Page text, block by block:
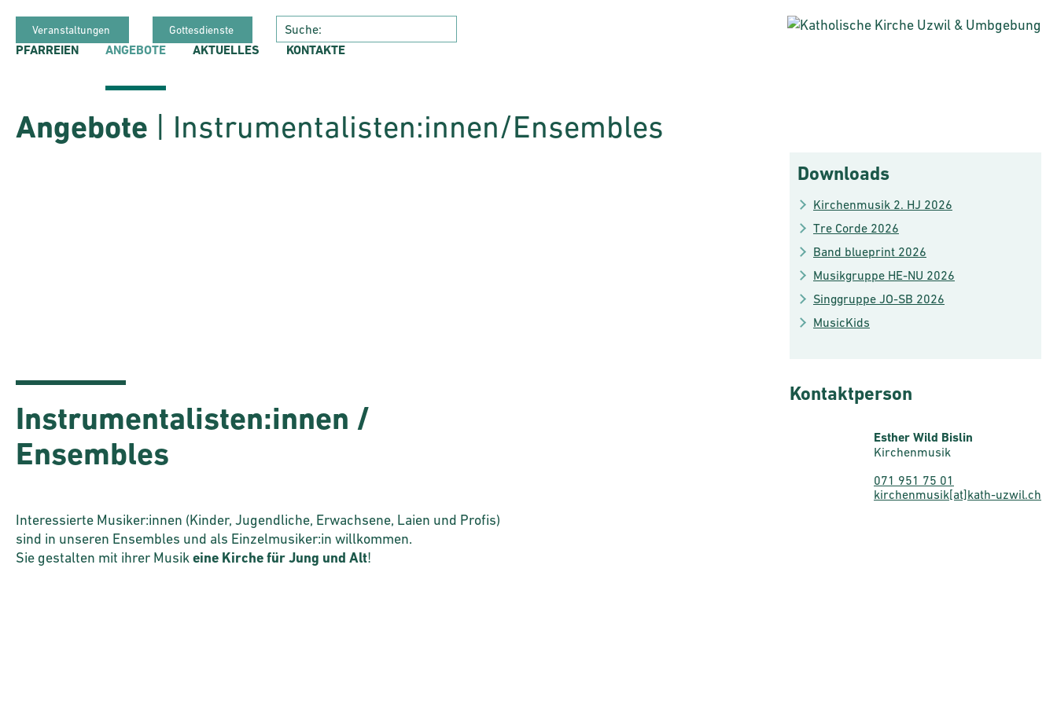
Veranstaltungen Gottesdienste
PFARREIEN ANGEBOTE AKTUELLES KONTAKTE
Angebote | Instrumentalisten:innen/Ensembles
Instrumentalisten:innen /
Ensembles
Interessierte Musiker:innen (Kinder, Jugendliche, Erwachsene, Laien und Profis)
sind in unseren Ensembles und als Einzelmusiker:in willkommen.
Sie gestalten mit ihrer Musik eine Kirche für Jung und Alt!
Downloads
Kirchenmusik 2. HJ 2026
Tre Corde 2026
Band blueprint 2026
Musikgruppe HE-NU 2026
Singgruppe JO-SB 2026
MusicKids
Kontaktperson
Esther Wild Bislin
Kirchenmusik
071 951 75 01
kirchenmusik[at]kath-uzwil.ch